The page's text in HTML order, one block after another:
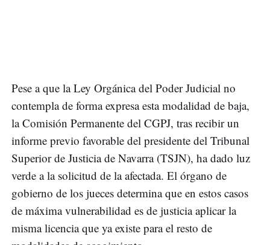
Pese a que la Ley Orgánica del Poder Judicial no
contempla de forma expresa esta modalidad de baja,
la Comisión Permanente del CGPJ, tras recibir un
informe previo favorable del presidente del Tribunal
Superior de Justicia de Navarra (TSJN), ha dado luz
verde a la solicitud de la afectada. El órgano de
gobierno de los jueces determina que en estos casos
de máxima vulnerabilidad es de justicia aplicar la
misma licencia que ya existe para el resto de